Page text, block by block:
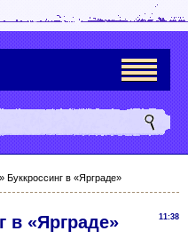
» Буккроссинг в «Ярграде»
11:38
в «Ярграде»